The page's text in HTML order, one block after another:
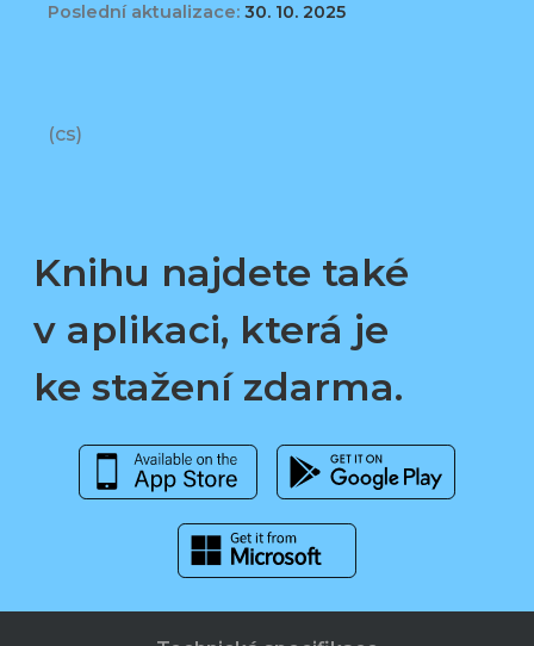
Poslední aktualizace: 30. 10. 2025
(cs)
Knihu najdete také
v aplikaci, která je
ke stažení zdarma.